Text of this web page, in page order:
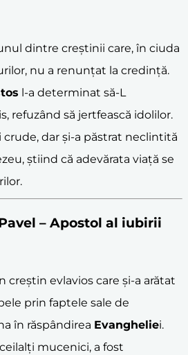
dintre creștinii care, în ciuda
nu a renunțat la credință.
l-a determinat să-L
refuzând să jertfească idolilor.
dar și-a păstrat neclintită
știind că adevărata viață se
– Apostol al iubirii
creștin evlavios care și-a arătat
prin faptele sale de
în răspândirea Evangheliei.
mucenici, a fost